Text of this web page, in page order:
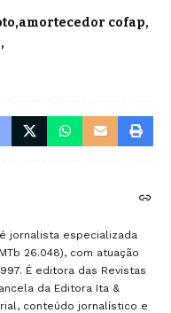
amortecedor cofap
jornalista especializada
26.048), com atuação
É editora das Revistas
da Editora Ita &
conteúdo jornalístico e